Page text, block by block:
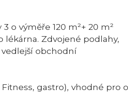
o výměře 120 m²+ 20 m²
lékárna. Zdvojené podlahy,
obchodní
gastro), vhodné